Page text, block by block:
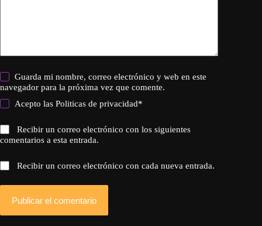
Guarda mi nombre, correo electrónico y web en este
navegador para la próxima vez que comente.
Acepto lasPoliticas de privacidad*
Recibir un correo electrónico con los siguientes
comentarios a esta entrada.
Recibir un correo electrónico con cada nueva entrada.
Publicar el comentario